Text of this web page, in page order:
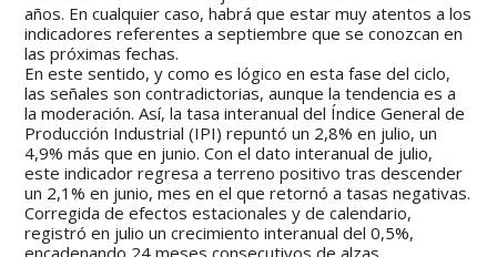
años. En cualquier caso, habrá que estar muy atentos a los
indicadores referentes a septiembre que se conozcan en
las próximas fechas.
En este sentido, y como es lógico en esta fase del ciclo,
las señales son contradictorias, aunque la tendencia es a
la moderación. Así, la tasa interanual del Índice General de
Producción Industrial (IPI) repuntó un 2,8% en julio, un
4,9% más que en junio. Con el dato interanual de julio,
este indicador regresa a terreno positivo tras descender
un 2,1% en junio, mes en el que retornó a tasas negativas.
Corregida de efectos estacionales y de calendario,
registró en julio un crecimiento interanual del 0,5%,
encadenando 24 meses consecutivos de alzas